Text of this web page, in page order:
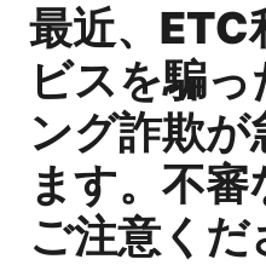
最近、ETC
ビスを騙
ング詐欺
ます。不
ご注意くだ